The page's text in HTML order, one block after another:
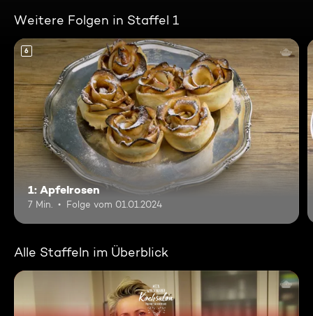
Weitere Folgen in Staffel 1
6
1: Apfelrosen
7 Min. Folge vom 01.01.2024
Alle Staffeln im Überblick